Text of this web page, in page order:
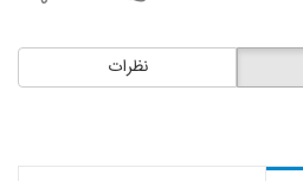
نظرات